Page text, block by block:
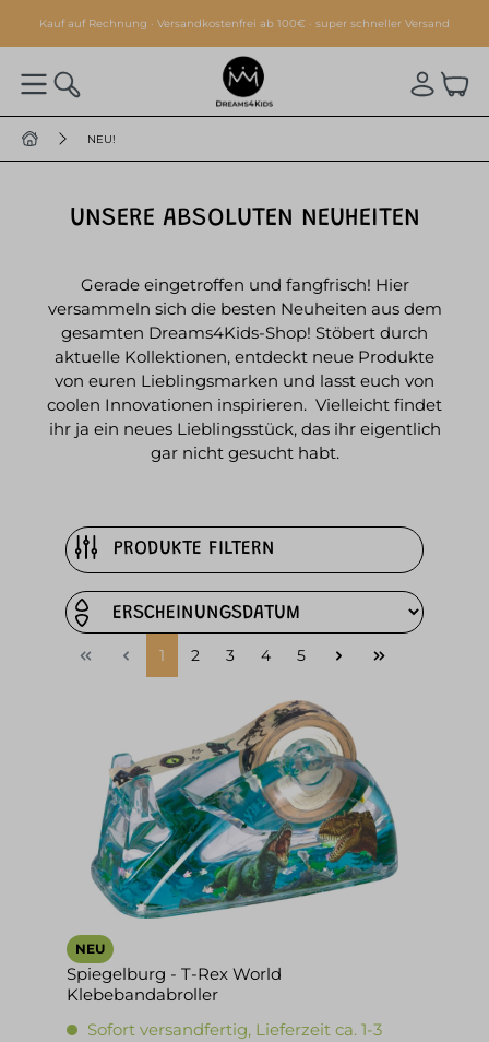
springen
Kauf auf Rechnung · Versandkostenfrei ab 100€ · super schneller Versand
NEU!
UNSERE ABSOLUTEN NEUHEITEN
Gerade eingetroffen und fangfrisch! Hier
versammeln sich die besten Neuheiten aus dem
gesamten Dreams4Kids-Shop! Stöbert durch
aktuelle Kollektionen, entdeckt neue Produkte
von euren Lieblingsmarken und lasst euch von
coolen Innovationen inspirieren. Vielleicht findet
ihr ja ein neues Lieblingsstück, das ihr eigentlich
gar nicht gesucht habt.
PRODUKTE FILTERN
1 2 3 4 5
NEU
Spiegelburg - T-Rex World
Klebebandabroller
Sofort versandfertig, Lieferzeit ca. 1-3